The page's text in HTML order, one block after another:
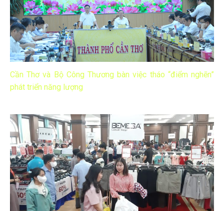
Cần Thơ và Bộ Công Thương bàn việc tháo “điểm nghẽn”
phát triển năng lượng